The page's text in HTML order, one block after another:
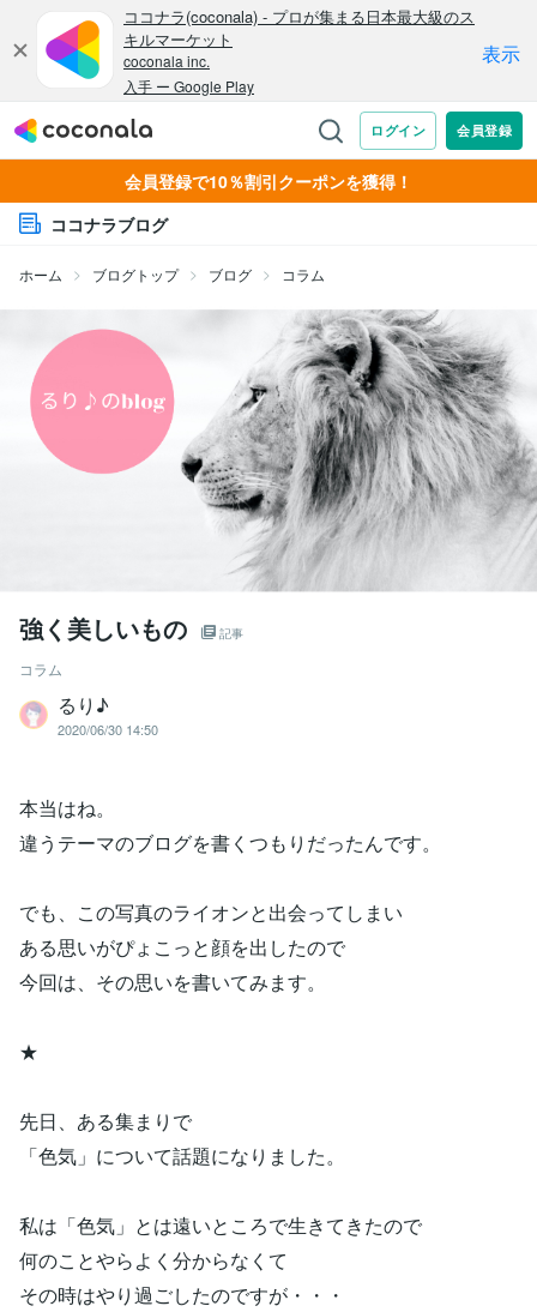
会員登録で10％割引クーポンを獲得！
ココナラブログ
ホーム ブログトップ ブログ コラム
強く美しいもの 記事
コラム
るり♪
2020/06/30 14:50
本当はね。
違うテーマのブログを書くつもりだったんです。
でも、この写真のライオンと出会ってしまい
ある思いがぴょこっと顔を出したので
今回は、その思いを書いてみます。
★
先日、ある集まりで
「色気」について話題になりました。
私は「色気」とは遠いところで生きてきたので
何のことやらよく分からなくて
その時はやり過ごしたのですが・・・